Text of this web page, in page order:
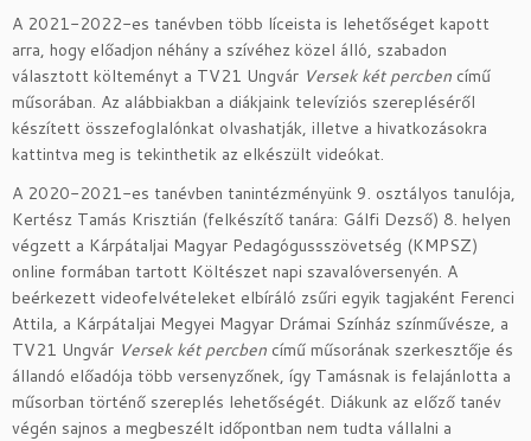
A 2021-2022-es tanévben több líceista is lehetőséget kapott
arra, hogy előadjon néhány a szívéhez közel álló, szabadon
választott költeményt a TV21 Ungvár Versek két percben című
műsorában. Az alábbiakban a diákjaink televíziós szerepléséről
készített összefoglalónkat olvashatják, illetve a hivatkozásokra
kattintva meg is tekinthetik az elkészült videókat.
A 2020-2021-es tanévben tanintézményünk 9. osztályos tanulója,
Kertész Tamás Krisztián (felkészítő tanára: Gálfi Dezső) 8. helyen
végzett a Kárpátaljai Magyar Pedagógussszövetség (KMPSZ)
online formában tartott Költészet napi szavalóversenyén. A
beérkezett videofelvételeket elbíráló zsűri egyik tagjaként Ferenci
Attila, a Kárpátaljai Megyei Magyar Drámai Színház színművésze, a
TV21 Ungvár Versek két percben című műsorának szerkesztője és
állandó előadója több versenyzőnek, így Tamásnak is felajánlotta a
műsorban történő szereplés lehetőségét. Diákunk az előző tanév
végén sajnos a megbeszélt időpontban nem tudta vállalni a